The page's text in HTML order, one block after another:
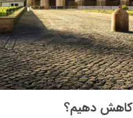
کاهش دهیم؟